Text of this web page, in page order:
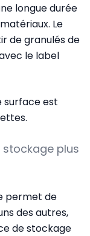
longue durée
Le
de granulés de
le label
surface est
plus
permet de
des autres,
de stockage